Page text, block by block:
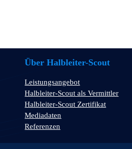
Über Halbleiter-Scout
Leistungsangebot
Halbleiter-Scout als Vermittler
Halbleiter-Scout Zertifikat
Mediadaten
Referenzen